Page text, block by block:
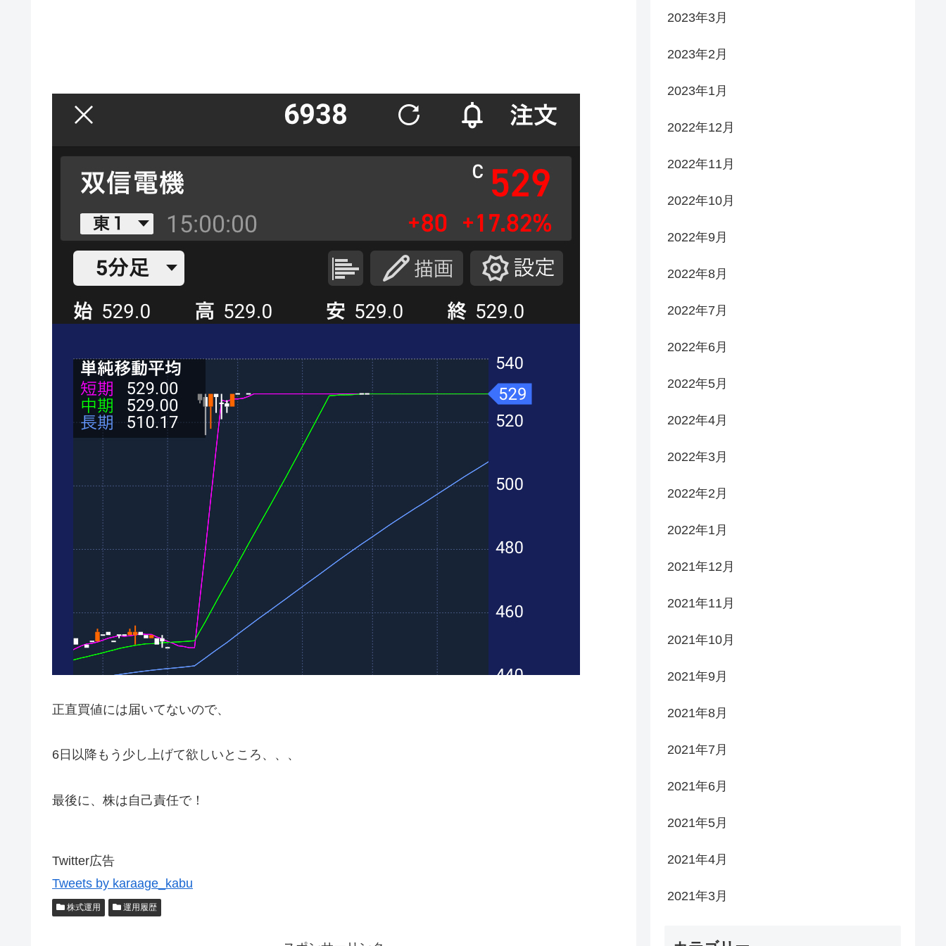
正直買値には届いてないので、
6日以降もう少し上げて欲しいところ、、、
最後に、株は自己責任で！
Twitter広告
Tweets by karaage_kabu
株式運用 運用履歴
2023年3月
2023年2月
2023年1月
2022年12月
2022年11月
2022年10月
2022年9月
2022年8月
2022年7月
2022年6月
2022年5月
2022年4月
2022年3月
2022年2月
2022年1月
2021年12月
2021年11月
2021年10月
2021年9月
2021年8月
2021年7月
2021年6月
2021年5月
2021年4月
2021年3月